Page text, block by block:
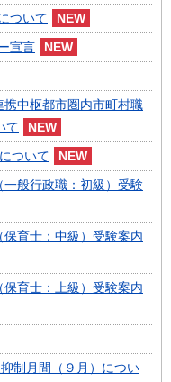
ついて
宣言
中枢都市圏内市町村職
て
ついて
般行政職：初級）受験
育士：中級）受験案内
育士：上級）受験案内
制月間（９月）につい